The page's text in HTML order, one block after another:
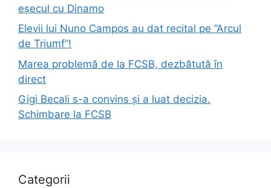
eșecul cu Dinamo
Elevii lui Nuno Campos au dat recital pe ”Arcul
de Triumf”!
Marea problemă de la FCSB, dezbătută în
direct
Gigi Becali s-a convins și a luat decizia.
Schimbare la FCSB
Categorii